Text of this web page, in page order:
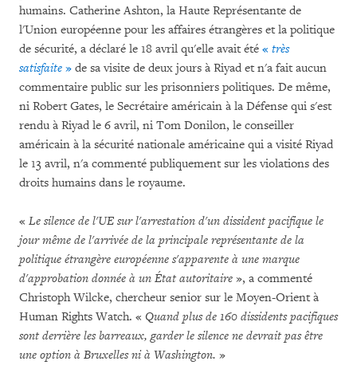
humains. Catherine Ashton, la Haute Représentante de
l'Union européenne pour les affaires étrangères et la politique
de sécurité, a déclaré le 18 avril qu'elle avait été « très
satisfaite » de sa visite de deux jours à Riyad et n'a fait aucun
commentaire public sur les prisonniers politiques. De même,
ni Robert Gates, le Secrétaire américain à la Défense qui s'est
rendu à Riyad le 6 avril, ni Tom Donilon, le conseiller
américain à la sécurité nationale américaine qui a visité Riyad
le 13 avril, n'a commenté publiquement sur les violations des
droits humains dans le royaume.
« Le silence de l'UE sur l'arrestation d'un dissident pacifique le
jour même de l'arrivée de la principale représentante de la
politique étrangère européenne s'apparente à une marque
d'approbation donnée à un État autoritaire », a commenté
Christoph Wilcke, chercheur senior sur le Moyen-Orient à
Human Rights Watch. « Quand plus de 160 dissidents pacifiques
sont derrière les barreaux, garder le silence ne devrait pas être
une option à Bruxelles ni à Washington. »